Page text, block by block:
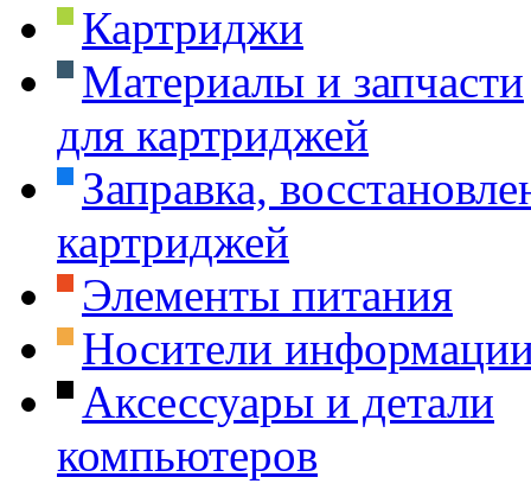
Картриджи
Материалы и запчасти
для картриджей
Заправка,
картриджей
Элементы питания
Носители
Аксессуары и детали
компьютеров